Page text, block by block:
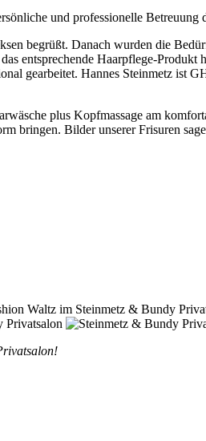
und professionelle Betreuung
begrüßt. Danach wurden die
entsprechende Haarpflege-
gearbeitet. Hannes Steinmetz ist
plus Kopfmassage am
bringen. Bilder unserer Frisuren